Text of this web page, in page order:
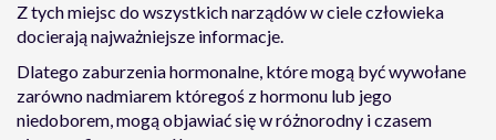
Z tych miejsc do wszystkich narządów w ciele człowieka
docierają najważniejsze informacje.
Dlatego zaburzenia hormonalne, które mogą być wywołane
zarówno nadmiarem któregoś z hormonu lub jego
niedoborem, mogą objawiać się w różnorodny i czasem